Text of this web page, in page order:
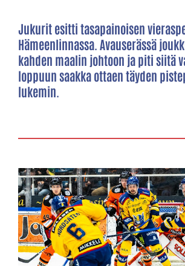
Jukurit esitti tasapainoisen
Hämeenlinnassa. Avauserässä
kahden maalin johtoon ja piti siitä
loppuun saakka ottaen täyden
lukemin.